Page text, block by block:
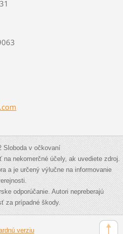
.com
Sloboda v očkovaní
nekomerčné účely, ak uvediete zdroj.
a je určený výlučne na informovanie
odporúčanie. Autori nepreberajú
za prípadné škody.
verziu